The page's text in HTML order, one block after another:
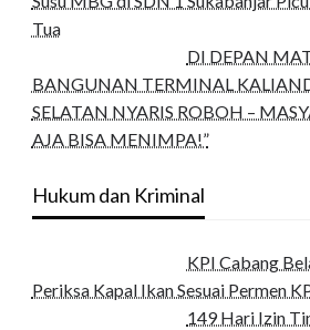
Tua
DI DEPAN
BANGUNAN TERMINAL
SELATAN NYARIS ROBOH –
AJA BISA MENIMPA!”
Hukum dan Kriminal
KPI Cabang
Periksa Kapal Ikan Sesuai Permen
149 Hari Izin